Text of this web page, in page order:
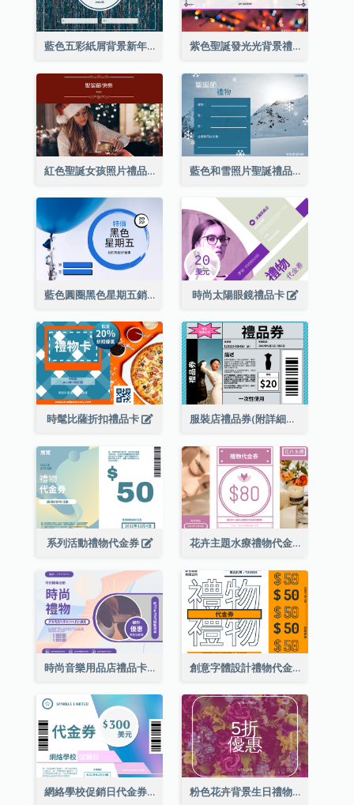
藍色五彩紙屑背景新年銷售禮品卡 紫色聖誕發光光背景禮品卡
紅色聖誕女孩照片禮品卡 藍色和雪照片聖誕禮品卡
藍色圓圈黑色星期五銷售禮品卡 時尚太陽眼鏡禮品卡
時髦比薩折扣禮品卡 服裝店禮品券(附詳細資訊)
系列活動禮物代金券 花卉主題水療禮物代金券
時尚音樂用品店禮品卡 創意字體設計禮物代金券
網絡學校促銷日代金券 粉色花卉背景生日禮物卡